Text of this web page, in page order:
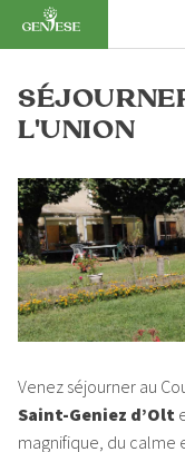
L'UNION
Venez séjourner au
Saint-Geniez d’Olt
magnifique, du calme